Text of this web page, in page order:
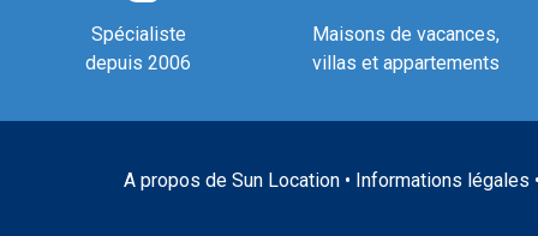
Spécialiste
depuis 2006
Maisons de vacances,
villas et appartements
A propos de Sun Location• Informations légales •